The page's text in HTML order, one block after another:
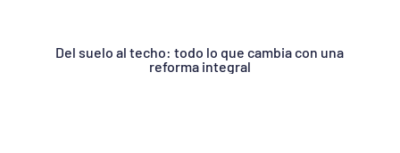
Del suelo al techo: todo lo que cambia con una
reforma integral